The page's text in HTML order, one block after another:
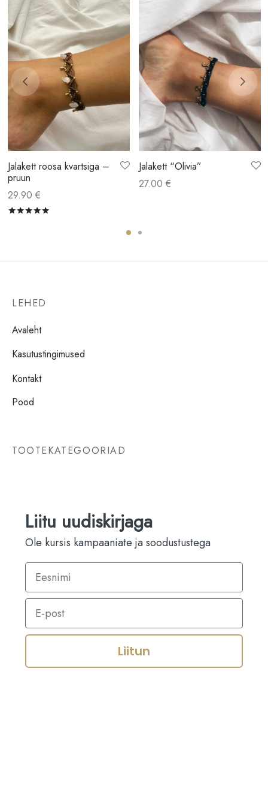
Jalakett roosa kvartsiga –
pruun
29.90 €
Jalakett “Olivia”
27.00 €
LEHED
Avaleht
Kasutustingimused
Kontakt
Pood
TOOTEKATEGOORIAD
Liitu uudiskirjaga
Ole kursis kampaaniate ja soodustustega
Liitun